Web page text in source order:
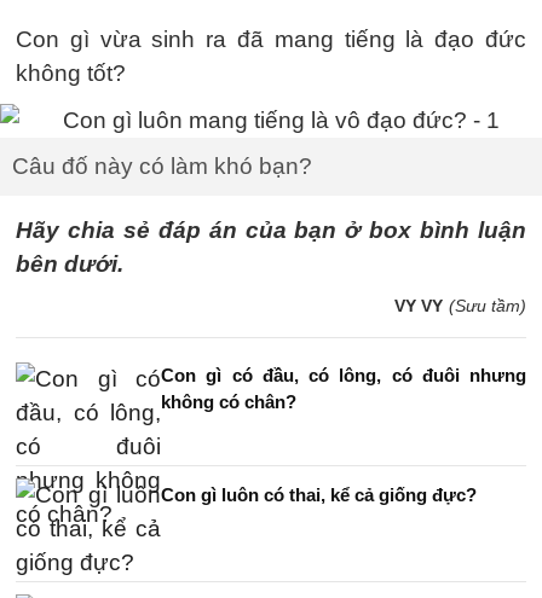
Con gì vừa sinh ra đã mang tiếng là đạo đức
không tốt?
Câu đố này có làm khó bạn?
Hãy chia sẻ đáp án của bạn ở box bình luận
bên dưới.
VY VY (Sưu tầm)
Con gì có đầu, có lông, có đuôi nhưng
không có chân?
Con gì luôn có thai, kể cả giống đực?